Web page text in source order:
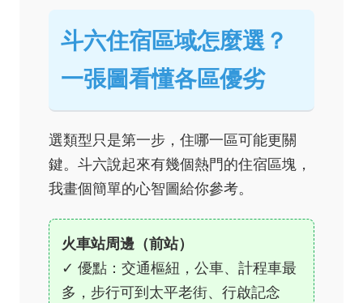
斗六住宿區域怎麼選？
一張圖看懂各區優劣
選類型只是第一步，住哪一區可能更關
鍵。斗六說起來有幾個熱門的住宿區塊，
我畫個簡單的心智圖給你參考。
火車站周邊（前站）
✓ 優點：交通樞紐，公車、計程車最
多，步行可到太平老街、行啟記念